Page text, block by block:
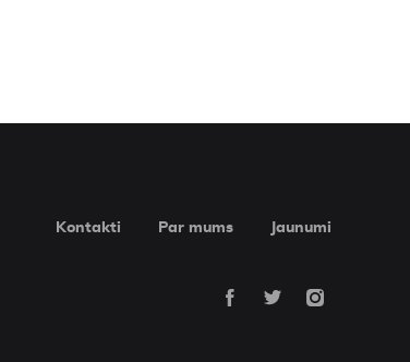
Kontakti Par mums Jaunumi